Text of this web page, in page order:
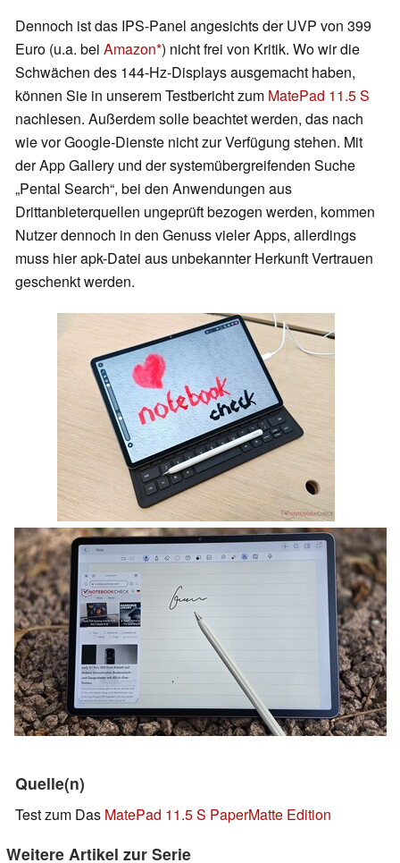
Dennoch ist das IPS-Panel angesichts der UVP von 399
Euro (u.a. bei Amazon ) nicht frei von Kritik. Wo wir die
Schwächen des 144-Hz-Displays ausgemacht haben,
können Sie in unserem Testbericht zum MatePad 11.5 S
nachlesen. Außerdem solle beachtet werden, das nach
wie vor Google-Dienste nicht zur Verfügung stehen. Mit
der App Gallery und der systemübergreifenden Suche
„Pental Search“, bei den Anwendungen aus
Drittanbieterquellen ungeprüft bezogen werden, kommen
Nutzer dennoch in den Genuss vieler Apps, allerdings
muss hier apk-Datei aus unbekannter Herkunft Vertrauen
geschenkt werden.
Quelle(n)
Test zum Das MatePad 11.5 S PaperMatte Edition
Weitere Artikel zur Serie